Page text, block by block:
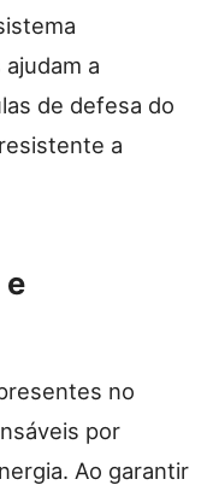
a
de defesa do
a
e
no
por
Ao garantir